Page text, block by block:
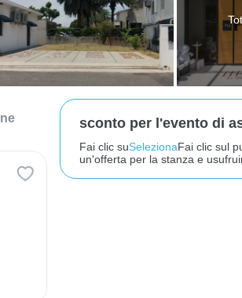
sconto per l'evento di
Fai clic suSelezionaFai clic sul
un'offerta per la stanza e